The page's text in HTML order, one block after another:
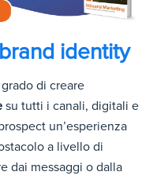
identity
di creare
su tutti i canali, digitali e
un’esperienza
a livello di
dai messaggi o dalla